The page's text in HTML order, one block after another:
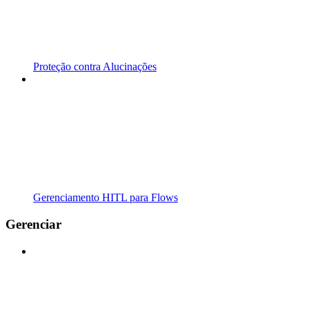
Proteção contra Alucinações
Gerenciamento HITL para Flows
Gerenciar